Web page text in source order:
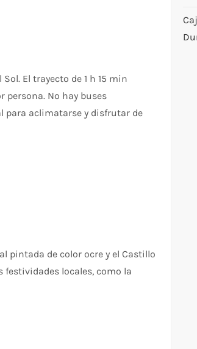
El trayecto de 1 h 15 min
persona. No hay buses
para aclimatarse y disfrutar de
pintada de color ocre y el Castillo
festividades locales, como la